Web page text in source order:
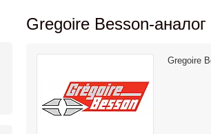
Gregoire Besson-аналог
Gregoire